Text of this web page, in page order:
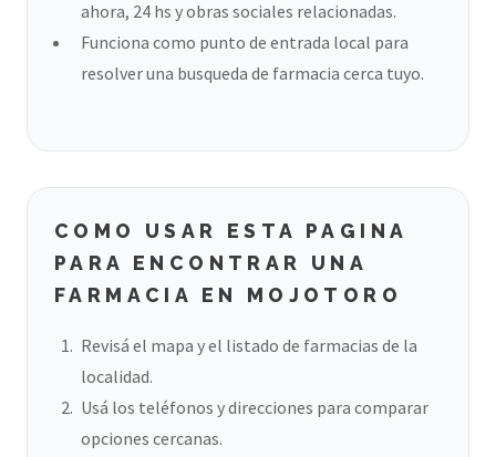
ahora, 24 hs y obras sociales relacionadas.
Funciona como punto de entrada local para
resolver una busqueda de farmacia cerca tuyo.
COMO USAR ESTA PAGINA
PARA ENCONTRAR UNA
FARMACIA EN MOJOTORO
Revisá el mapa y el listado de farmacias de la
localidad.
Usá los teléfonos y direcciones para comparar
opciones cercanas.